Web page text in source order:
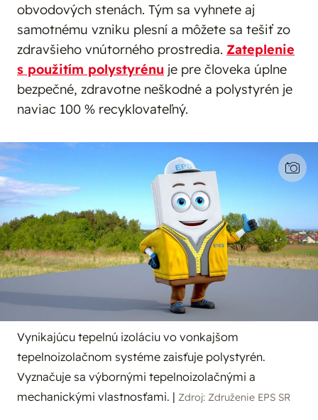
obvodových stenách. Tým sa vyhnete aj
samotnému vzniku plesní a môžete sa tešiť zo
zdravšieho vnútorného prostredia. Zateplenie
s použitím polystyrénu je pre človeka úplne
bezpečné, zdravotne neškodné a polystyrén je
naviac 100 % recyklovateľný.
Vynikajúcu tepelnú izoláciu vo vonkajšom
tepelnoizolačnom systéme zaisťuje polystyrén.
Vyznačuje sa výbornými tepelnoizolačnými a
mechanickými vlastnosťami. | Zdroj: Združenie EPS SR